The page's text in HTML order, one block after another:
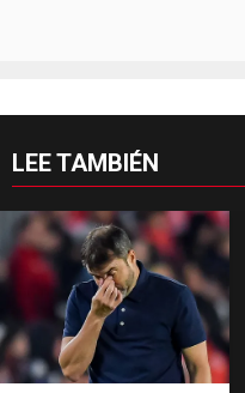
LEE TAMBIÉN